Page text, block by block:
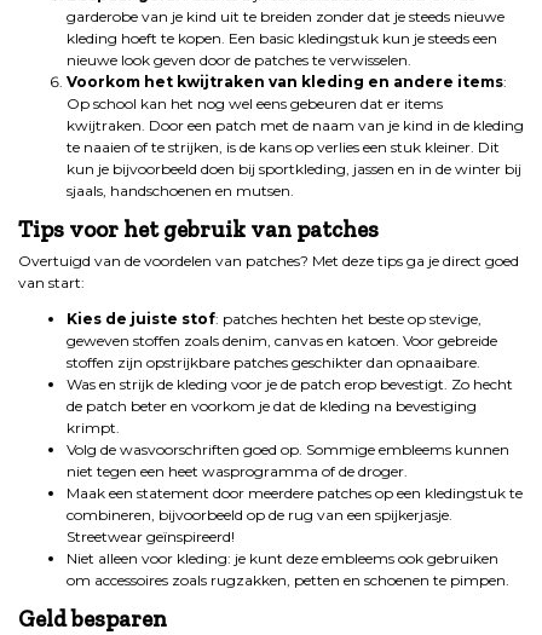
garderobe van je kind uit te breiden zonder dat je steeds nieuwe
kleding hoeft te kopen. Een basic kledingstuk kun je steeds een
nieuwe look geven door de patches te verwisselen.
Voorkom het kwijtraken van kleding en andere items:
Op school kan het nog wel eens gebeuren dat er items
kwijtraken. Door een patch met de naam van je kind in de kleding
te naaien of te strijken, is de kans op verlies een stuk kleiner. Dit
kun je bijvoorbeeld doen bij sportkleding, jassen en in de winter bij
sjaals, handschoenen en mutsen.
Tips voor het gebruik van patches
Overtuigd van de voordelen van patches? Met deze tips ga je direct goed
van start:
Kies de juiste stof: patches hechten het beste op stevige,
geweven stoffen zoals denim, canvas en katoen. Voor gebreide
stoffen zijn opstrijkbare patches geschikter dan opnaaibare.
Was en strijk de kleding voor je de patch erop bevestigt. Zo hecht
de patch beter en voorkom je dat de kleding na bevestiging
krimpt.
Volg de wasvoorschriften goed op. Sommige embleems kunnen
niet tegen een heet wasprogramma of de droger.
Maak een statement door meerdere patches op een kledingstuk te
combineren, bijvoorbeeld op de rug van een spijkerjasje.
Streetwear geïnspireerd!
Niet alleen voor kleding: je kunt deze embleems ook gebruiken
om accessoires zoals rugzakken, petten en schoenen te pimpen.
Geld besparen